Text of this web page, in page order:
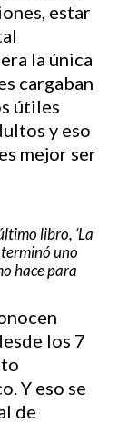
estar
la única
cargaban
útiles
y eso
mejor ser
libro, ‘La
terminó uno
hace para
los 7
Y eso se
de